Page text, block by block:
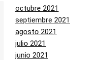
octubre 2021
septiembre 2021
agosto 2021
julio 2021
junio 2021